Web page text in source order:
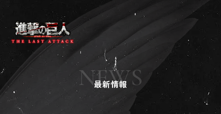
ニュース
作品紹介
チケット
劇場グッズ
劇場一覧
NEWS
最新情報